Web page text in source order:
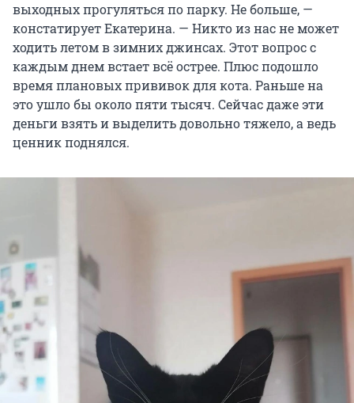
выходных прогуляться по парку. Не больше, —
констатирует Екатерина. — Никто из нас не может
ходить летом в зимних джинсах. Этот вопрос с
каждым днем встает всё острее. Плюс подошло
время плановых прививок для кота. Раньше на
это ушло бы около пяти тысяч. Сейчас даже эти
деньги взять и выделить довольно тяжело, а ведь
ценник поднялся.